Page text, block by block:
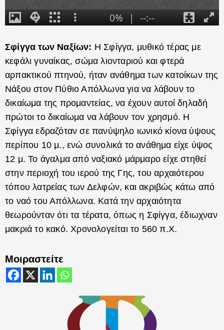
Σφίγγα των Ναξίων: Η Σφίγγα, μυθικό τέρας με
κεφάλι γυναίκας, σώμα λιονταριού και φτερά
αρπακτικού πτηνού, ήταν ανάθημα των κατοίκων της
Νάξου στον Πύθιο Απόλλωνα για να λάβουν το
δικαίωμα της προμαντείας, να έχουν αυτοί δηλαδή
πρώτοι το δικαίωμα να λάβουν τον χρησμό. Η
Σφίγγα εδραζόταν σε πανύψηλο ιωνικό κίονα ύψους
περίπου 10 μ., ενώ συνολικά το ανάθημα είχε ύψος
12 μ. Το άγαλμα από ναξιακό μάρμαρο είχε στηθεί
στην περιοχή του ιερού της Γης, του αρχαιότερου
τόπου λατρείας των Δελφών, και ακριβώς κάτω από
το ναό του Απόλλωνα. Κατά την αρχαιότητα
θεωρούνταν ότι τα τέρατα, όπως η Σφίγγα, έδιωχναν
μακριά το κακό. Χρονολογείται το 560 π.Χ.
Μοιραστείτε